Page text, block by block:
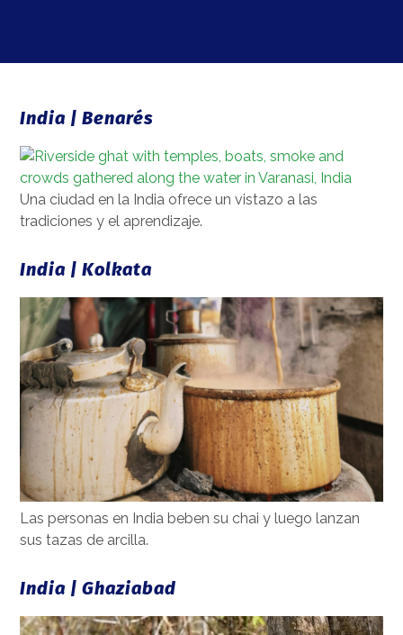
India | Benarés
Una ciudad en la India ofrece un vistazo a las
tradiciones y el aprendizaje.
India | Kolkata
Las personas en India beben su chai y luego lanzan
sus tazas de arcilla.
India | Ghaziabad